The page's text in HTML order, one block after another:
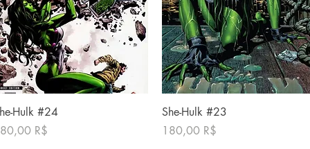
Γρήγορη προβολή
Hulk #24
R$
Γρήγορη προβολή
She-Hulk #23
Τιμή
180,00 R$